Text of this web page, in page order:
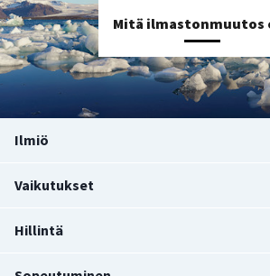
Mitä ilmastonmuutos
Ilmiö
Vaikutukset
Hillintä